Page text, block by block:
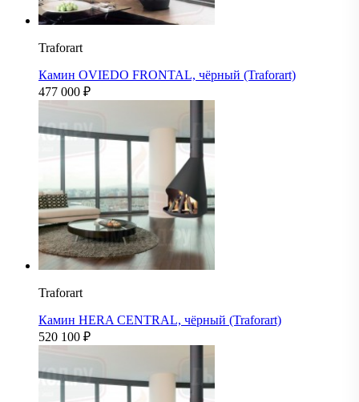
Traforart
Камин OVIEDO FRONTAL, чёрный (Traforart)
477 000 ₽
Traforart
Камин HERA CENTRAL, чёрный (Traforart)
520 100 ₽